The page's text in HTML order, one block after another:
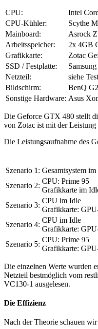
CPU:
Intel
CPU-Kühler:
Scythe
Mainboard:
Asrock
Arbeitsspeicher:
2x 4GB
Grafikkarte:
Zotac
SSD / Festplatte:
Netzteil:
siehe Test
Bildschirm:
BenQ
Sonstige Hardware: Asus
Die Geforce GTX 480 stellt
von Zotac ist mit der Leistung
Die Leistungsaufnahme des
Szenario 1: Gesamtsystem
Szenario 2:
CPU: Prime 95
Grafikkarte im
Szenario 3:
CPU im Idle
Grafikkarte:
Szenario 4:
CPU im Idle
Grafikkarte:
Szenario 5:
CPU: Prime 95
Grafikkarte:
Die einzelnen Werte wurden
Netzteil bestmöglich vom
VC130-1 ausgelesen.
Die Effizienz
Nach der Theorie schauen